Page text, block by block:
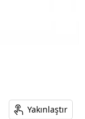
Yakınlaştır